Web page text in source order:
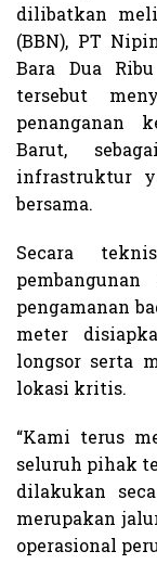
dilibatkan
(BBN), PT
Bara Dua
tersebut
penanganan
Barut,
infrastruktur
bersama.
Secara
pengamanan
meter
longsor serta
lokasi kritis.
“Kami terus
seluruh pihak
dilakukan
merupakan
operasional